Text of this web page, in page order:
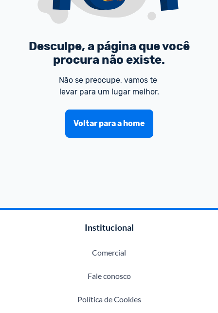
Desculpe, a página que você
procura não existe.
Não se preocupe, vamos te
levar para um lugar melhor.
Voltar para a home
Institucional
Comercial
Fale conosco
Política de Cookies